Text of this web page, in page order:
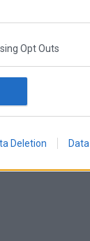
Opt Outs
Deletion
ως μια
“ισχύς μέσω
των